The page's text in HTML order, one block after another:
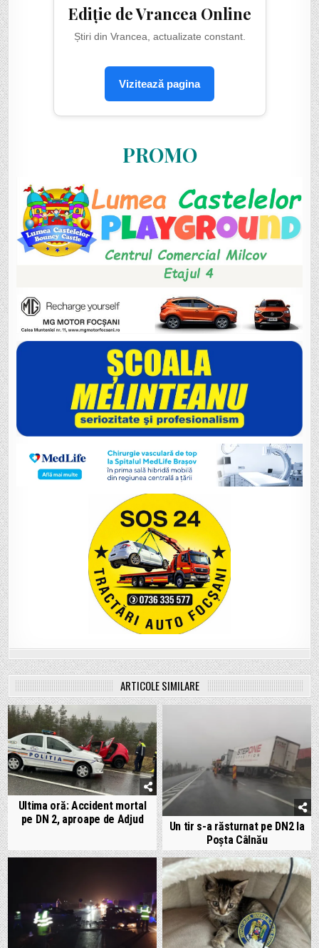
Ediție de Vrancea Online
Știri din Vrancea, actualizate constant.
Vizitează pagina
PROMO
ARTICOLE SIMILARE
Ultima oră: Accident mortal
pe DN 2, aproape de Adjud
Un tir s-a răsturnat pe DN2 la
Poșta Câlnău